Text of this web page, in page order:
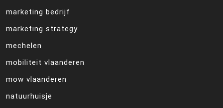
marketing bedrijf
marketing strategy
mechelen
mobiliteit vlaanderen
mow vlaanderen
natuurhuisje